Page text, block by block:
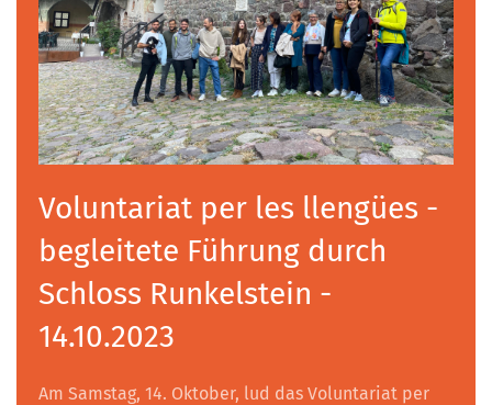
Voluntariat per les llengües -
begleitete Führung durch
Schloss Runkelstein -
14.10.2023
Am Samstag, 14. Oktober, lud das Voluntariat per